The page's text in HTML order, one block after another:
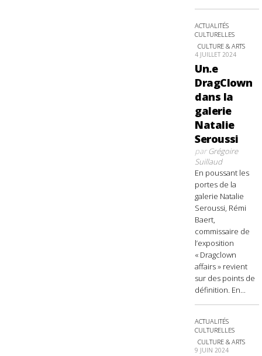
ACTUALITÉS
CULTURELLES
CULTURE & ARTS
4 JUILLET 2024
Un.e
DragClown
dans la
galerie
Natalie
Seroussi
parGrégoire
Suillaud
En poussant les
portes de la
galerie Natalie
Seroussi, Rémi
Baert,
commissaire de
l’exposition
« Dragclown
affairs » revient
sur des points de
définition. En...
ACTUALITÉS
CULTURELLES
CULTURE & ARTS
9 JUIN 2024